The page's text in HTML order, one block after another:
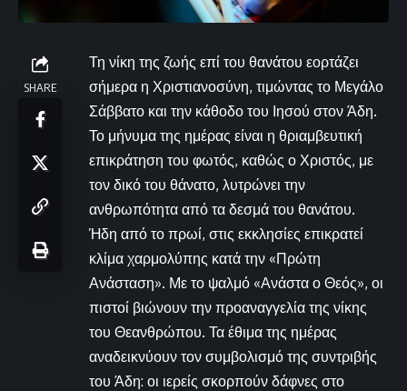
SHARE
Τη νίκη της ζωής επί του θανάτου εορτάζει
σήμερα η Χριστιανοσύνη, τιμώντας το Μεγάλο
Σάββατο και την κάθοδο του Ιησού στον Άδη.
Το μήνυμα της ημέρας είναι η θριαμβευτική
επικράτηση του φωτός, καθώς ο Χριστός, με
τον δικό του θάνατο, λυτρώνει την
ανθρωπότητα από τα δεσμά του θανάτου.
Ήδη από το πρωί, στις εκκλησίες επικρατεί
κλίμα χαρμολύπης κατά την «Πρώτη
Ανάσταση». Με το ψαλμό «Ανάστα ο Θεός», οι
πιστοί βιώνουν την προαναγγελία της νίκης
του Θεανθρώπου. Τα έθιμα της ημέρας
αναδεικνύουν τον συμβολισμό της συντριβής
του Άδη: οι ιερείς σκορπούν δάφνες στο